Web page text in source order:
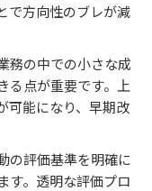
で方向性のブレが減
務の中での小さな成
る点が重要です。上
可能になり、早期改
の評価基準を明確に
す。透明な評価プロ